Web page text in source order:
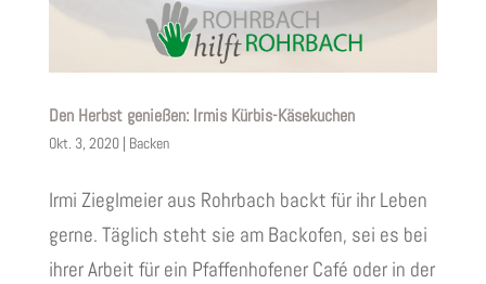
Den Herbst genießen: Irmis Kürbis-Käsekuchen
Okt. 3, 2020| Backen
Irmi Zieglmeier aus Rohrbach backt für ihr Leben
gerne. Täglich steht sie am Backofen, sei es bei
ihrer Arbeit für ein Pfaffenhofener Café oder in der